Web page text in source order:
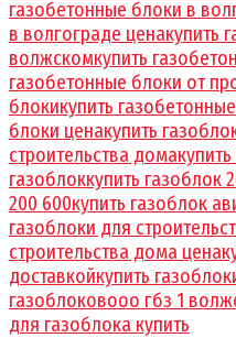
газобетонные блоки в
в волгограде ценакупить
волжскомкупить
газобетонные блоки от
блокикупить
блоки ценакупить
строительства дома
газоблоккупить газоблок
200 600купить газоблок
газоблоки для
строительства дома цена
доставкойкупить
газоблоковооо гбз 1
для газоблока купить